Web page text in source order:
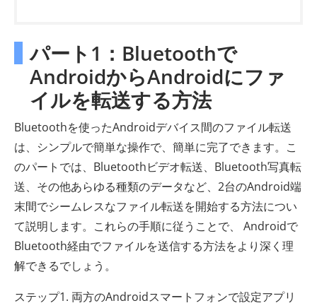
パート1：Bluetoothで
AndroidからAndroidにファ
イルを転送する方法
Bluetoothを使ったAndroidデバイス間のファイル転送
は、シンプルで簡単な操作で、簡単に完了できます。こ
のパートでは、Bluetoothビデオ転送、Bluetooth写真転
送、その他あらゆる種類のデータなど、2台のAndroid端
末間でシームレスなファイル転送を開始する方法につい
て説明します。これらの手順に従うことで、 Androidで
Bluetooth経由でファイルを送信する方法をより深く理
解できるでしょう。
ステップ1. 両方のAndroidスマートフォンで設定アプリ